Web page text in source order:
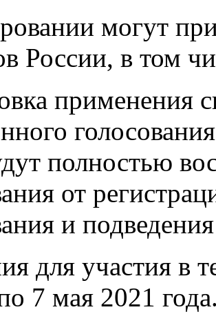
могут
России, в том
применения
полностью
от
и
для участия в
7 мая 2021